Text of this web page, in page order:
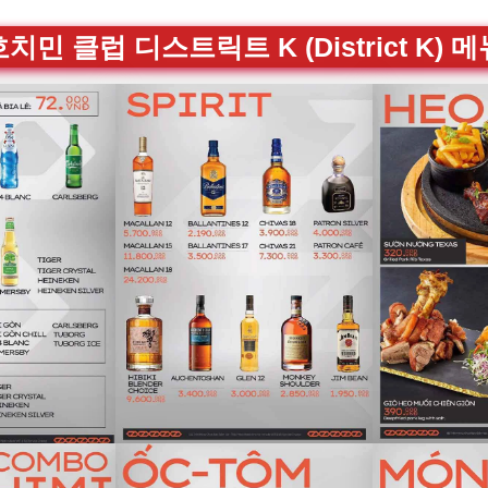
치민 클럽 디스트릭트 K (District K) 메